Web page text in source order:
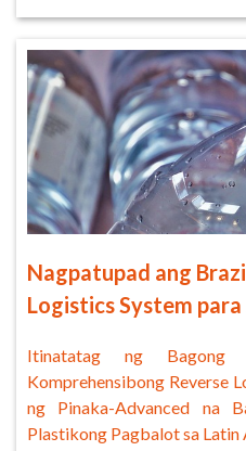
Nagpatupad ang
Logistics System
Itinatatag ng
Komprehensibong Reverse
ng Pinaka-Advanced na
Plastikong Pagbalot sa Latin